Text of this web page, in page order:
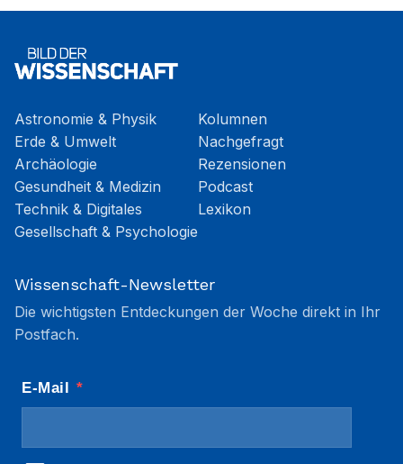
Astronomie & Physik
Erde & Umwelt
Archäologie
Gesundheit & Medizin
Technik & Digitales
Gesellschaft & Psychologie
Kolumnen
Nachgefragt
Rezensionen
Podcast
Lexikon
Wissenschaft-Newsletter
Die wichtigsten Entdeckungen der Woche direkt in Ihr
Postfach.